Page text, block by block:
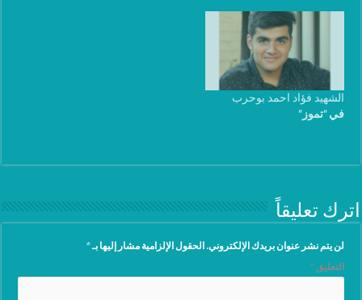
الشهيد فؤاد احمد بوحرب
في "تموز"
اترك تعليقاً
لن يتم نشر عنوان بريدك الإلكتروني. الحقول الإلزامية مشار إليها بـ*
التعليق*